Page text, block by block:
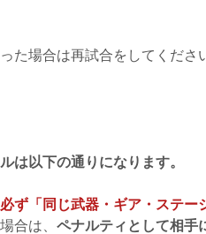
た場合は再試合をしてくださ
は以下の通りになります。
必ず「同じ武器・ギア・ステー
合は、 ペナルティとして相手